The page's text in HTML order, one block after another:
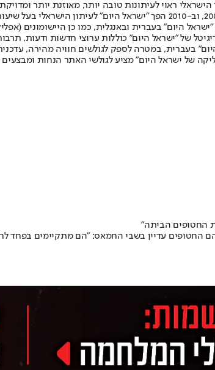
ראוי לעיתונות טובה יותר, מאוזנת יותר
תשלום. המהדורה המודפסת הראשונה פורסמה ב-30 ביולי 2007, וב-
של "ישראל היום" כוללות ערוצי חדשות ודעות,
היום" בעברית, במטרה לספק לגולשים חוויה מהירה,
של ישראל היום" מציע לגולשי האתר הנחות
החטופים הביתה"